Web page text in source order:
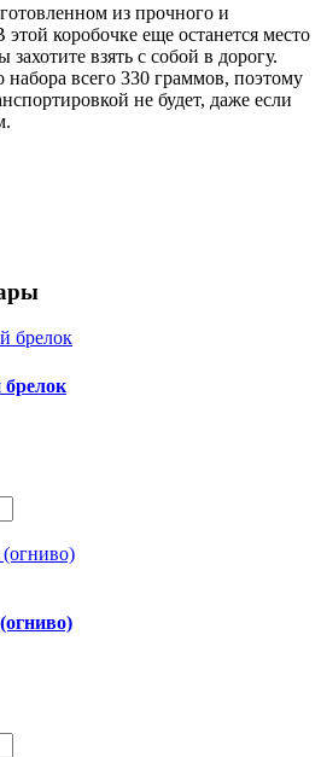
из прочного и
коробочке еще останется место
взять с собой в дорогу.
набора всего 330 граммов, поэтому
не будет, даже если